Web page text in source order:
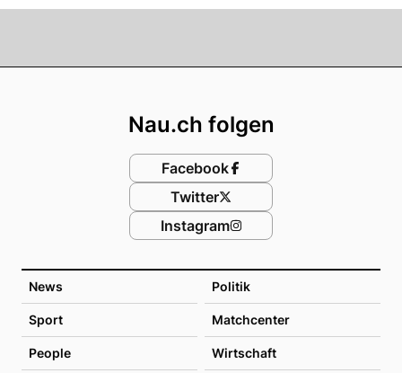
News Politik
Sport Matchcenter
People Wirtschaft
Nau.ch folgen
Facebook
Twitter
Instagram